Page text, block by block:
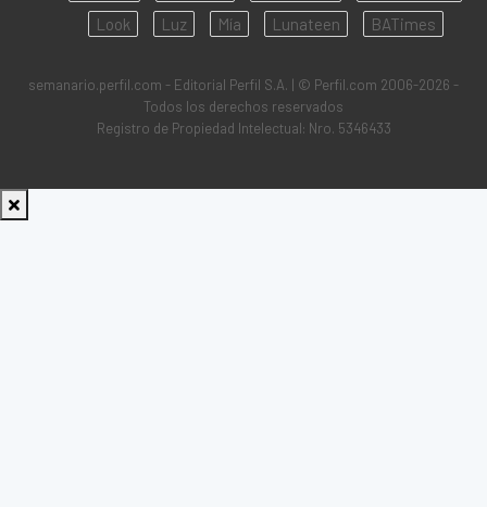
Look
Luz Mía Lunateen BATimes
semanario.perfil.com - Editorial Perfil S.A. | © Perfil.com 2006-2026 -
Todos los derechos reservados
Registro de Propiedad Intelectual: Nro. 5346433